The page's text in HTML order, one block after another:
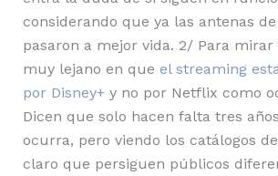
considerando que ya las antenas
pasaron a mejor vida. 2/ Para
muy lejano en que el streaming
por Disney+y no por Netflix como
Dicen que solo hacen falta tres
ocurra, pero viendo los catálogos
claro que persiguen públicos